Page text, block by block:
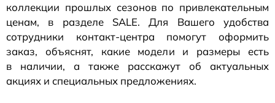
коллекции прошлых сезонов по привлекательным
ценам, в разделе SALE. Для Вашего удобства
сотрудники контакт-центра помогут оформить
заказ, объяснят, какие модели и размеры есть
в наличии, а также расскажут об актуальных
акциях и специальных предложениях.